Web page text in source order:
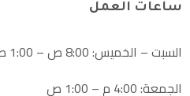
ساعات العمل
السبت – الخميس: 8:00 ص – 1:00 ص
الجمعة: 4:00 م – 1:00 ص